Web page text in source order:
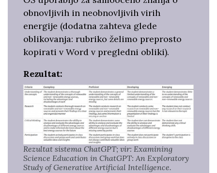
obnovljivih in neobnovljivih virih
energije (dodatna zahteva glede
oblikovanja: rubriko želimo preprosto
kopirati v Word v pregledni obliki).
Rezultat:
Rezultat sistema ChatGPT; vir: Examining
Science Education in ChatGPT: An Exploratory
Study of Generative Artificial Intelligence.